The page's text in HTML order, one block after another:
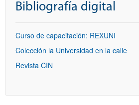
Bibliografía digital
Curso de capacitación: REXUNI
Colección la Universidad en la calle
Revista CIN